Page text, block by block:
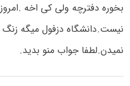
نیست.دانشگاه دزفول میگه
نمیدن.لطفا جواب منو بدید.